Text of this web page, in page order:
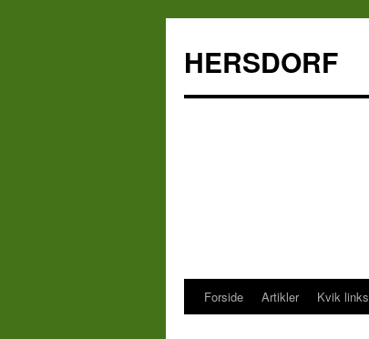
HERSDORF
HopForside Artikler Kvik links